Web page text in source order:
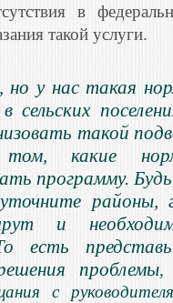
в
такой услуги.
у нас такая
такой
какие
программу.
районы,
и
есть
проблемы,
с